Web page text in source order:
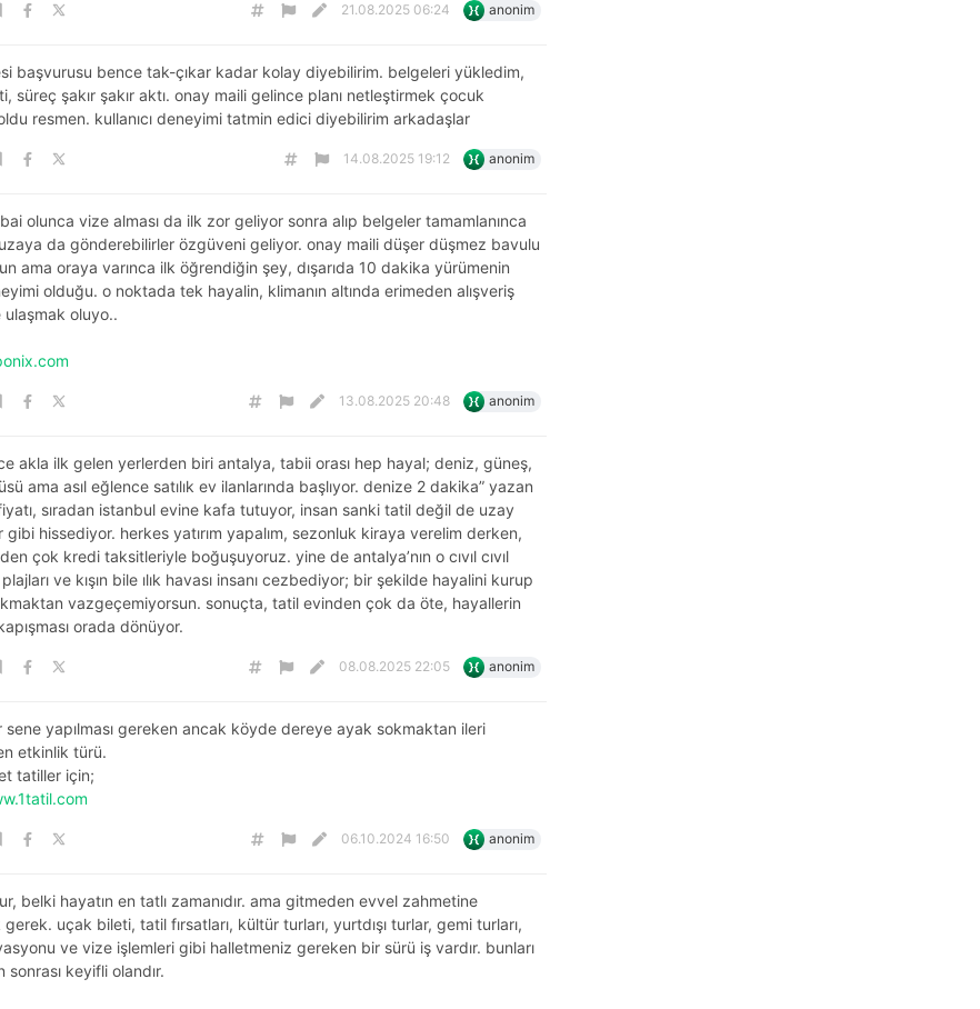
21.08.2025 06:24 anonim
başvurusu bence tak-çıkar kadar kolay diyebilirim. belgeleri yükledim,
süreç şakır şakır aktı. onay maili gelince planı netleştirmek çocuk
resmen. kullanıcı deneyimi tatmin edici diyebilirim arkadaşlar
14.08.2025 19:12 anonim
olunca vize alması da ilk zor geliyor sonra alıp belgeler tamamlanınca
da gönderebilirler özgüveni geliyor. onay maili düşer düşmez bavulu
ama oraya varınca ilk öğrendiğin şey, dışarıda 10 dakika yürümenin
olduğu. o noktada tek hayalin, klimanın altında erimeden alışveriş
ulaşmak oluyo..
13.08.2025 20:48 anonim
akla ilk gelen yerlerden biri antalya, tabii orası hep hayal; deniz, güneş,
ama asıl eğlence satılık ev ilanlarında başlıyor. denize 2 dakika” yazan
sıradan i̇stanbul evine kafa tutuyor, insan sanki tatil değil de uzay
gibi hissediyor. herkes yatırım yapalım, sezonluk kiraya verelim derken,
çok kredi taksitleriyle boğuşuyoruz. yine de antalya’nın o cıvıl cıvıl
ve kışın bile ılık havası insanı cezbediyor; bir şekilde hayalini kurup
vazgeçemiyorsun. sonuçta, tatil evinden çok da öte, hayallerin
orada dönüyor.
08.08.2025 22:05 anonim
sene yapılması gereken ancak köyde dereye ayak sokmaktan ileri
etkinlik türü.
tatiller için;
06.10.2024 16:50 anonim
belki hayatın en tatlı zamanıdır. ama gitmeden evvel zahmetine
uçak bileti, tatil fırsatları, kültür turları, yurtdışı turlar, gemi turları,
ve vize işlemleri gibi halletmeniz gereken bir sürü iş vardır. bunları
sonrası keyifli olandır.